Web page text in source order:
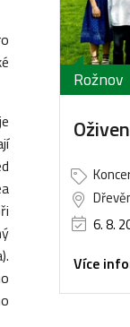
Rožnov
6. 8.
Více